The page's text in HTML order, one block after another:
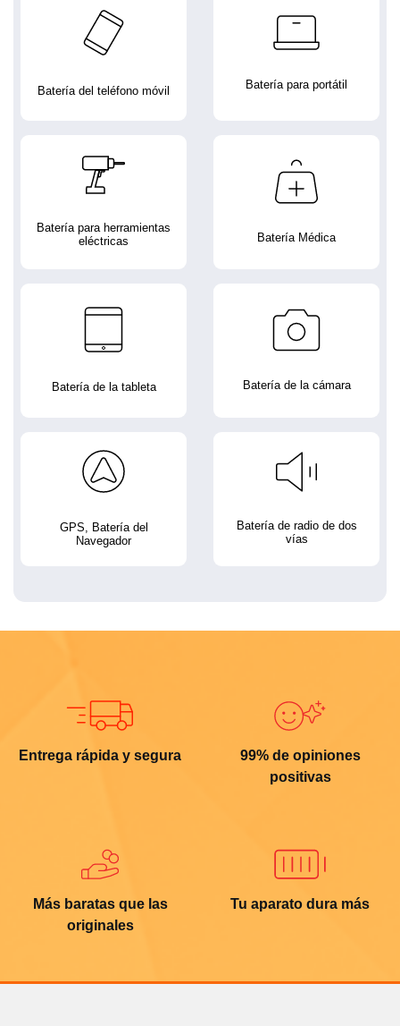
Batería del teléfono móvil Batería para portátil
Batería para herramientas
eléctricas
Batería Médica
Batería de la tableta Batería de la cámara
GPS, Batería del
Navegador
Batería de radio de dos
vías
Entrega rápida y segura
99% de opiniones
positivas
Más baratas que las
originales
Tu aparato dura más